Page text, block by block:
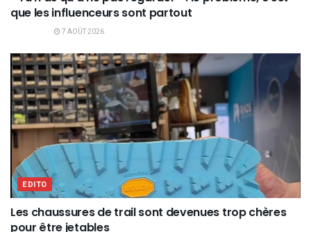
que les influenceurs sont partout
7 AOÛT 2026
EDITO
Les chaussures de trail sont devenues trop chères
pour être jetables